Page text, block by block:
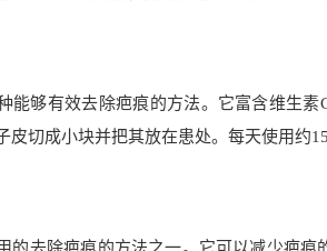
能够有效去除疤痕的方法。它富含维生
皮切成小块并把其放在患处。每天使用约